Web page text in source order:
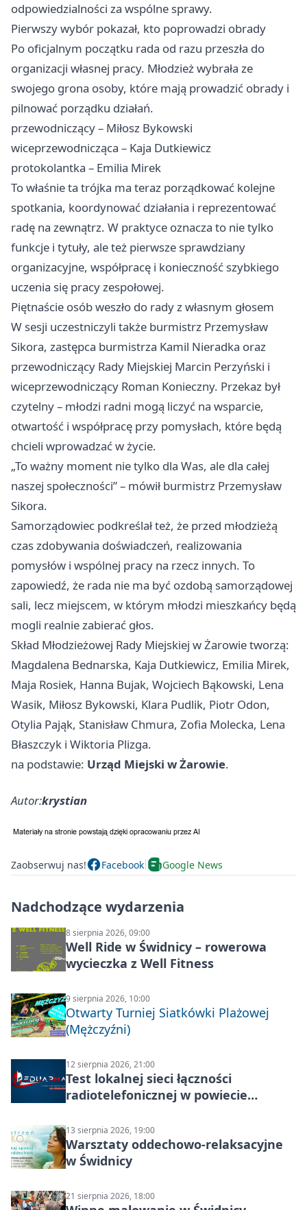
odpowiedzialności za wspólne sprawy.
Pierwszy wybór pokazał, kto poprowadzi obrady
Po oficjalnym początku rada od razu przeszła do
organizacji własnej pracy. Młodzież wybrała ze
swojego grona osoby, które mają prowadzić obrady i
pilnować porządku działań.
przewodniczący – Miłosz Bykowski
wiceprzewodnicząca – Kaja Dutkiewicz
protokolantka – Emilia Mirek
To właśnie ta trójka ma teraz porządkować kolejne
spotkania, koordynować działania i reprezentować
radę na zewnątrz. W praktyce oznacza to nie tylko
funkcje i tytuły, ale też pierwsze sprawdziany
organizacyjne, współpracę i konieczność szybkiego
uczenia się pracy zespołowej.
Piętnaście osób weszło do rady z własnym głosem
W sesji uczestniczyli także burmistrz Przemysław
Sikora, zastępca burmistrza Kamil Nieradka oraz
przewodniczący Rady Miejskiej Marcin Perzyński i
wiceprzewodniczący Roman Konieczny. Przekaz był
czytelny – młodzi radni mogą liczyć na wsparcie,
otwartość i współpracę przy pomysłach, które będą
chcieli wprowadzać w życie.
„To ważny moment nie tylko dla Was, ale dla całej
naszej społeczności” – mówił burmistrz Przemysław
Sikora.
Samorządowiec podkreślał też, że przed młodzieżą
czas zdobywania doświadczeń, realizowania
pomysłów i wspólnej pracy na rzecz innych. To
zapowiedź, że rada nie ma być ozdobą samorządowej
sali, lecz miejscem, w którym młodzi mieszkańcy będą
mogli realnie zabierać głos.
Skład Młodzieżowej Rady Miejskiej w Żarowie tworzą:
Magdalena Bednarska, Kaja Dutkiewicz, Emilia Mirek,
Maja Rosiek, Hanna Bujak, Wojciech Bąkowski, Lena
Wasik, Miłosz Bykowski, Klara Pudlik, Piotr Odon,
Otylia Pająk, Stanisław Chmura, Zofia Molecka, Lena
Błaszczyk i Wiktoria Plizga.
na podstawie: Urząd Miejski w Żarowie.
Autor:krystian
Zaobserwuj nas! Facebook Google News
Nadchodzące wydarzenia
8 sierpnia 2026, 09:00
Well Ride w Świdnicy – rowerowa
wycieczka z Well Fitness
9 sierpnia 2026, 10:00
Otwarty Turniej Siatkówki Plażowej
(Mężczyźni)
12 sierpnia 2026, 21:00
Test lokalnej sieci łączności
radiotelefonicznej w powiecie
13 sierpnia 2026, 19:00
Warsztaty oddechowo-relaksacyjne
w Świdnicy
21 sierpnia 2026, 18:00